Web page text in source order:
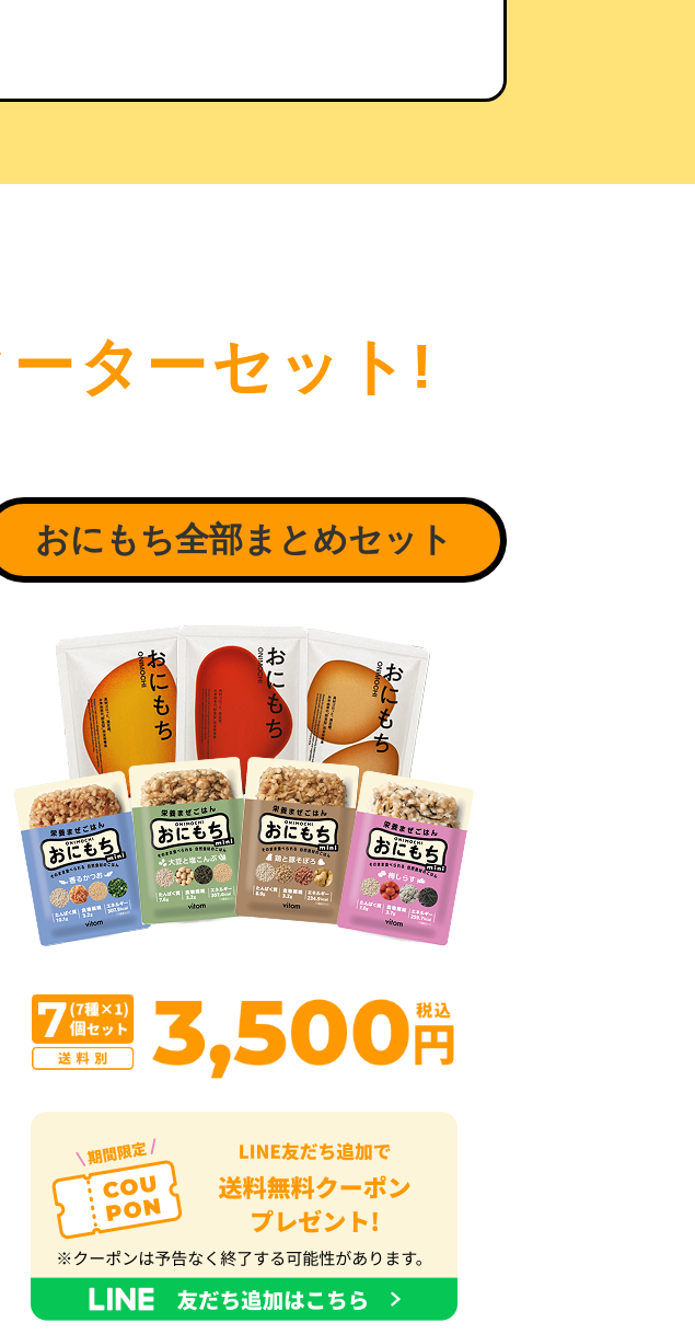
ターセット!
おにもち全部まとめセット